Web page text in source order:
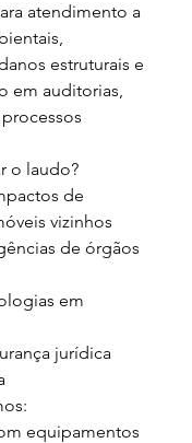
atendimento a
estruturais e
em auditorias,
o laudo?
de
vizinhos
de órgãos
em
jurídica
equipamentos